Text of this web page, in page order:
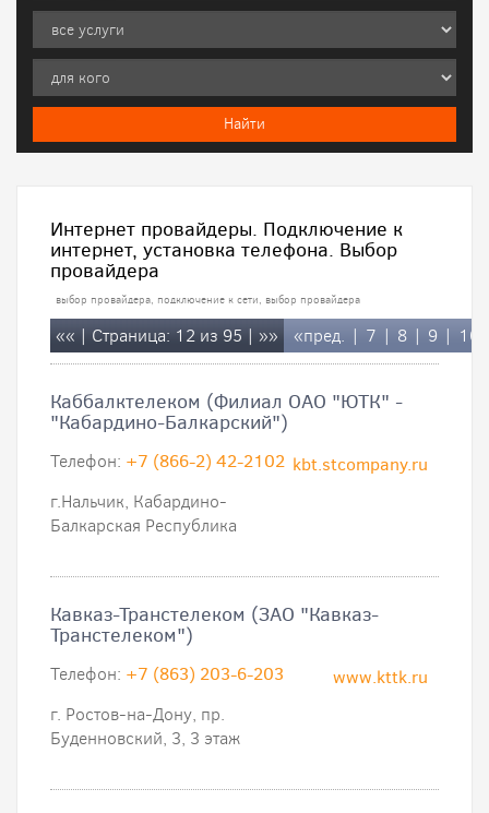
Интернет провайдеры. Подключение к
интернет, установка телефона. Выбор
провайдера
выбор провайдера, подключение к сети, выбор провайдера
«« | Страница: 12 из 95 | »» «пред. | 7 | 8 | 9 | 10
Каббалктелеком (Филиал ОАО "ЮТК" -
"Кабардино-Балкарский")
kbt.stcompany.ru
Телефон: +7 (866-2) 42-2102
г.Нальчик, Кабардино-
Балкарская Республика
Кавказ-Транстелеком (ЗАО "Кавказ-
Транстелеком")
www.kttk.ru
Телефон: +7 (863) 203-6-203
г. Ростов-на-Дону, пр.
Буденновский, 3, 3 этаж